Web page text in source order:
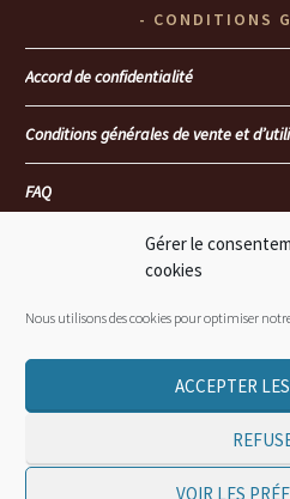
Gérer le
cookies
Nous utilisons des cookies pour optimiser
ACCEPTER
VOIR LES
CONDITIONS
Accord de confidentialité
Conditions générales de vente et
FAQ
Seoul heartbreakers
© JORDANE CASSIDY /